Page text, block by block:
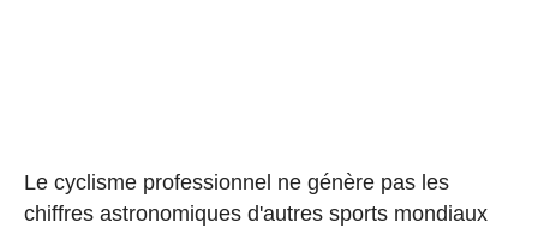
Le cyclisme professionnel ne génère pas les
chiffres astronomiques d'autres sports mondiaux